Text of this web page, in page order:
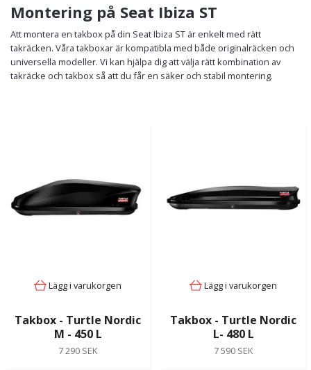
Montering på Seat Ibiza ST
Att montera en takbox på din Seat Ibiza ST är enkelt med rätt
takräcken. Våra takboxar är kompatibla med både originalräcken och
universella modeller. Vi kan hjälpa dig att välja rätt kombination av
takräcke och takbox så att du får en säker och stabil montering.
Lägg i varukorgen
Takbox - Turtle Nordic
M - 450 L
7 290 SEK
Lägg i varukorgen
Takbox - Turtle Nordic
L- 480 L
7 590 SEK